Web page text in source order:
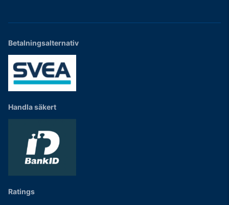
Betalningsalternativ
Handla säkert
Ratings